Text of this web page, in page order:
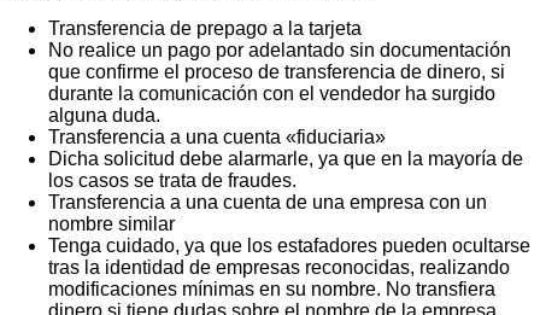
Transferencia de prepago a la tarjeta
No realice un pago por adelantado sin documentación
que confirme el proceso de transferencia de dinero, si
durante la comunicación con el vendedor ha surgido
alguna duda.
Transferencia a una cuenta «fiduciaria»
Dicha solicitud debe alarmarle, ya que en la mayoría de
los casos se trata de fraudes.
Transferencia a una cuenta de una empresa con un
nombre similar
Tenga cuidado, ya que los estafadores pueden ocultarse
tras la identidad de empresas reconocidas, realizando
modificaciones mínimas en su nombre. No transfiera
dinero si tiene dudas sobre el nombre de la empresa.